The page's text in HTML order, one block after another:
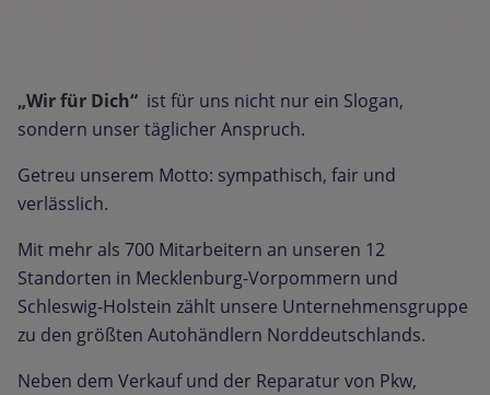
„Wir für Dich“ ist für uns nicht nur ein Slogan,
sondern unser täglicher Anspruch.
Getreu unserem Motto: sympathisch, fair und
verlässlich.
Mit mehr als 700 Mitarbeitern an unseren 12
Standorten in Mecklenburg-Vorpommern und
Schleswig-Holstein zählt unsere Unternehmensgruppe
zu den größten Autohändlern Norddeutschlands.
Neben dem Verkauf und der Reparatur von Pkw,